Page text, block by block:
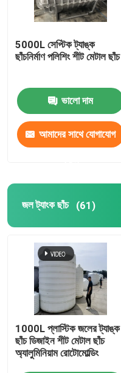
সহায়ক সরঞ্জাম
ঠান্ডা ঘূর্ণিত ইস্পাত শীট
5000L সেপ্টিক ট্যাঙ্ক
ছাঁচনির্মাণ পলিশিং শীট মেটাল ছাঁচ
ভালো দাম
আমাদের সাথে যোগাযোগ
জল ট্যাংক ছাঁচ (61)
1000L প্লাস্টিক জলের ট্যাঙ্ক
ছাঁচ ডিজাইন শীট মেটাল ছাঁচ
অ্যালুমিনিয়াম রোটোমোল্ডিং